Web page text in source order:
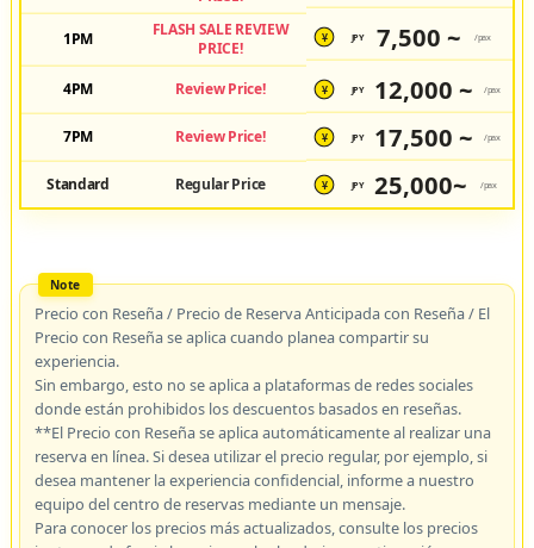
1PM
FLASH SALE REVIEW
PRICE!
¥ JPY 7,500 ~ /pax
4PM Review Price! ¥ JPY 12,000 ~ /pax
7PM Review Price! ¥ JPY 17,500 ~ /pax
Standard Regular Price ¥ JPY 25,000~ /pax
Precio con Reseña / Precio de Reserva Anticipada con Reseña / El
Precio con Reseña se aplica cuando planea compartir su
experiencia.
Sin embargo, esto no se aplica a plataformas de redes sociales
donde están prohibidos los descuentos basados en reseñas.
**El Precio con Reseña se aplica automáticamente al realizar una
reserva en línea. Si desea utilizar el precio regular, por ejemplo, si
desea mantener la experiencia confidencial, informe a nuestro
equipo del centro de reservas mediante un mensaje.
Para conocer los precios más actualizados, consulte los precios